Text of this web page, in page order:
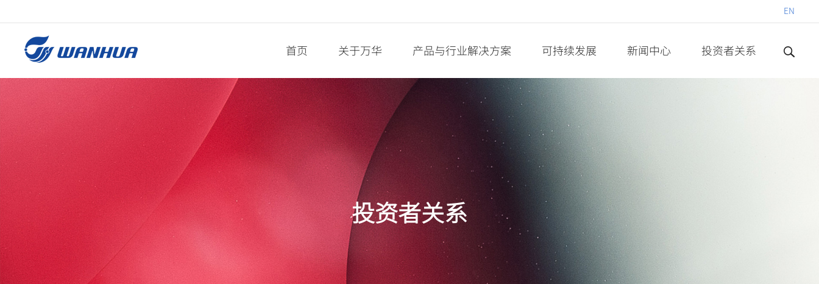
EN
首页 关于万华 产品与行业解决方案 可持续发展 新闻中心 投资者关系
投资者关系